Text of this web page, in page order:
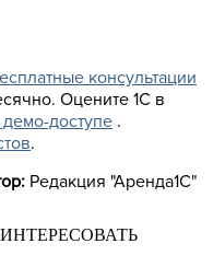
консультации
Оцените 1С в
доступе .
.
Редакция "Аренда1С"